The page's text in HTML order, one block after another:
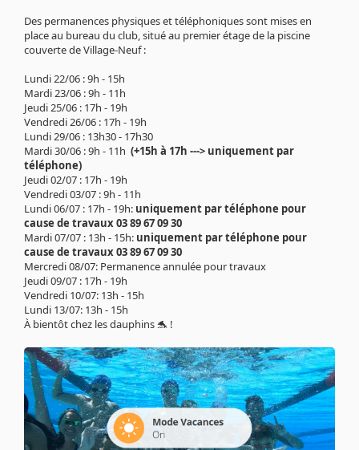
Des permanences physiques et téléphoniques sont mises en
place au bureau du club, situé au premier étage de la piscine
couverte de Village-Neuf :
Lundi 22/06 : 9h - 15h
Mardi 23/06 : 9h - 11h
Jeudi 25/06 : 17h - 19h
Vendredi 26/06 : 17h - 19h
Lundi 29/06 : 13h30 - 17h30
Mardi 30/06 : 9h - 11h (+15h à 17h ---> uniquement par
téléphone)
Jeudi 02/07 : 17h - 19h
Vendredi 03/07 : 9h - 11h
Lundi 06/07 : 17h - 19h: uniquement par téléphone pour
cause de travaux 03 89 67 09 30
Mardi 07/07 : 13h - 15h: uniquement par téléphone pour
cause de travaux 03 89 67 09 30
Mercredi 08/07: Permanence annulée pour travaux
Jeudi 09/07 : 17h - 19h
Vendredi 10/07: 13h - 15h
Lundi 13/07: 13h - 15h
À bientôt chez les dauphins 🐬 !